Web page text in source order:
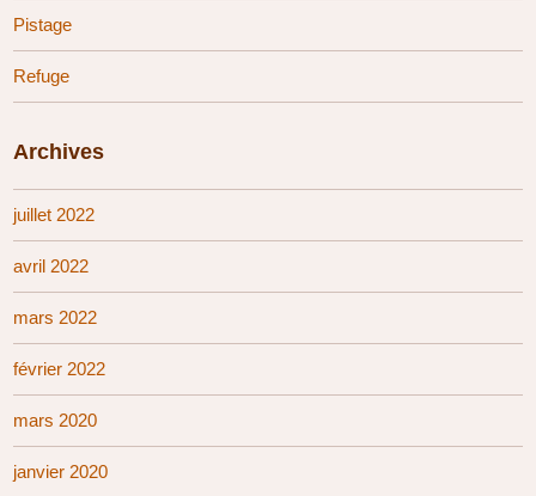
Pistage
Refuge
Archives
juillet 2022
avril 2022
mars 2022
février 2022
mars 2020
janvier 2020